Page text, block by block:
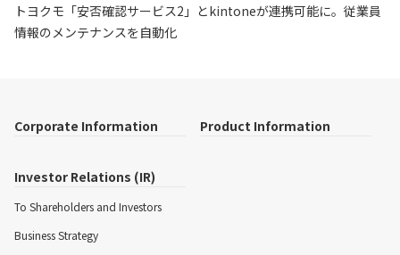
トヨクモ「安否確認サービス2」とkintoneが連携可能に。従業員
情報のメンテナンスを自動化
Corporate Information Product Information
Investor Relations (IR)
To Shareholders and Investors
Business Strategy